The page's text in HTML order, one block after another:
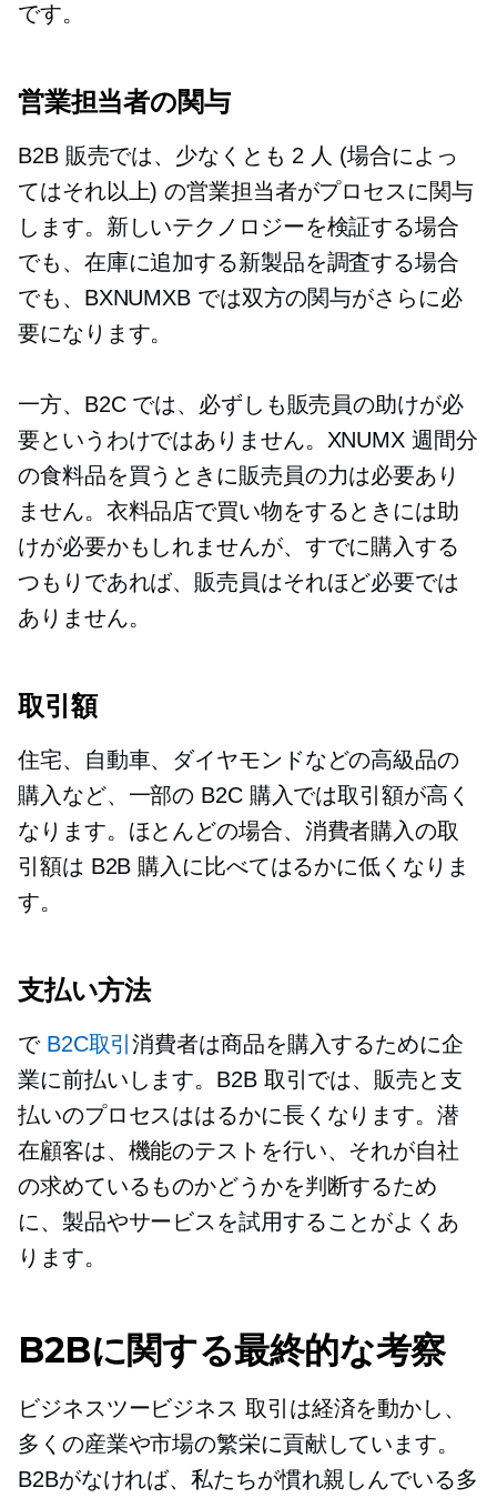
です。
営業担当者の関与
B2B 販売では、少なくとも 2 人 (場合によっ
てはそれ以上) の営業担当者がプロセスに関与
します。新しいテクノロジーを検証する場合
でも、在庫に追加する新製品を調査する場合
でも、BXNUMXB では双方の関与がさらに必
要になります。
一方、B2C では、必ずしも販売員の助けが必
要というわけではありません。XNUMX 週間分
の食料品を買うときに販売員の力は必要あり
ません。衣料品店で買い物をするときには助
けが必要かもしれませんが、すでに購入する
つもりであれば、販売員はそれほど必要では
ありません。
取引額
住宅、自動車、ダイヤモンドなどの高級品の
購入など、一部の B2C 購入では取引額が高く
なります。ほとんどの場合、消費者購入の取
引額は B2B 購入に比べてはるかに低くなりま
す。
支払い方法
で B2C取引消費者は商品を購入するために企
業に前払いします。B2B 取引では、販売と支
払いのプロセスははるかに長くなります。潜
在顧客は、機能のテストを行い、それが自社
の求めているものかどうかを判断するため
に、製品やサービスを試用することがよくあ
ります。
B2Bに関する最終的な考察
ビジネスツービジネス 取引は経済を動かし、
多くの産業や市場の繁栄に貢献しています。
B2Bがなければ、私たちが慣れ親しんでいる多